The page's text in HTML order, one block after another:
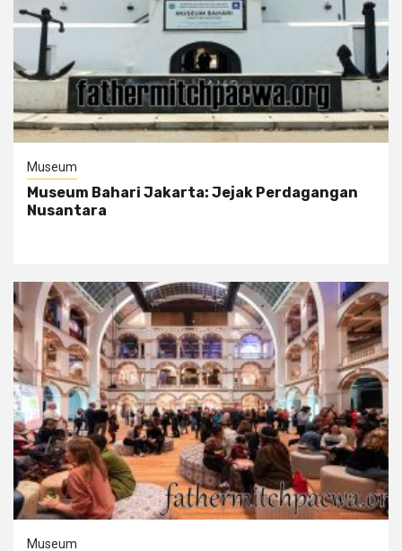
Museum
Museum Bahari Jakarta: Jejak Perdagangan
Nusantara
Museum